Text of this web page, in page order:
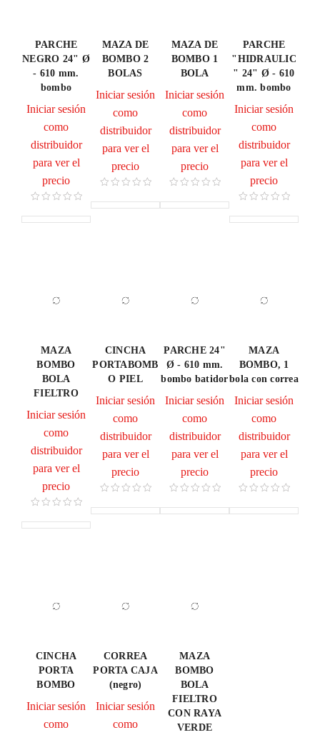
PARCHE
NEGRO 24" Ø
- 610 mm.
bombo
Iniciar sesión
como
distribuidor
para ver el
precio
MAZA DE
BOMBO 2
BOLAS
Iniciar sesión
como
distribuidor
para ver el
precio
MAZA DE
BOMBO 1
BOLA
Iniciar sesión
como
distribuidor
para ver el
precio
PARCHE
"HIDRAULIC
" 24" Ø - 610
mm. bombo
Iniciar sesión
como
distribuidor
para ver el
precio
MAZA
BOMBO
BOLA
FIELTRO
Iniciar sesión
como
distribuidor
para ver el
precio
CINCHA
PORTABOMB
O PIEL
Iniciar sesión
como
distribuidor
para ver el
precio
PARCHE 24"
Ø - 610 mm.
bombo batidor
Iniciar sesión
como
distribuidor
para ver el
precio
MAZA
BOMBO, 1
bola con correa
Iniciar sesión
como
distribuidor
para ver el
precio
CINCHA
PORTA
BOMBO
Iniciar sesión
como
CORREA
PORTA CAJA
(negro)
Iniciar sesión
como
MAZA
BOMBO
BOLA
FIELTRO
CON RAYA
VERDE